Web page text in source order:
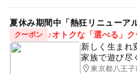
夏休み期間中「熱狂リニューア
クーポン
♪オトクな「選べる」ク
新しく生まれ
家族で遊び尽
東京都八王子